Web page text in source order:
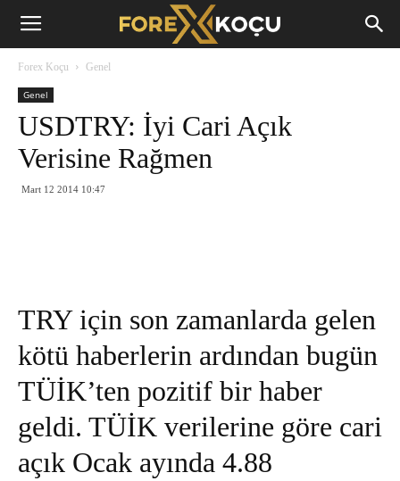
Forex
Forex Koçu Genel
Genel
USDTRY: İyi Cari Açık
Verisine Rağmen
Mart 12 2014 10:47
TRY için son zamanlarda gelen
kötü haberlerin ardından bugün
TÜİK’ten pozitif bir haber
geldi. TÜİK verilerine göre cari
açık Ocak ayında 4.88